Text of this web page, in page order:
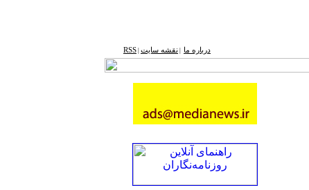
درباره ما نقشه ‌سایت RSS